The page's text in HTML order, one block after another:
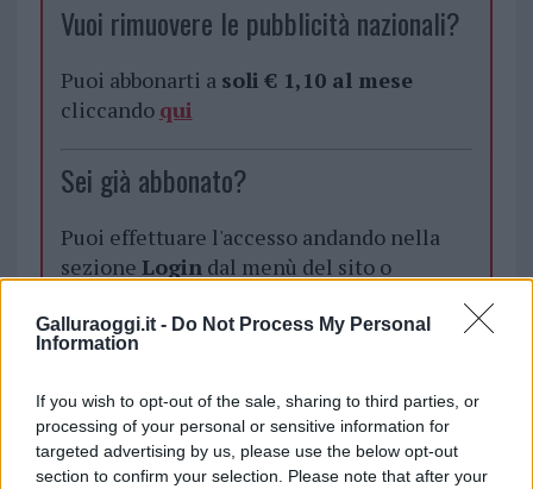
Galluraoggi.it - Do Not Process My Personal
Information
If you wish to opt-out of the sale, sharing to third parties, or
processing of your personal or sensitive information for
targeted advertising by us, please use the below opt-out
section to confirm your selection. Please note that after your
Vuoi rimuovere le pubblicità nazionali?
Puoi abbonarti a soli € 1,10 al mese
cliccando qui
Sei già abbonato?
Puoi effettuare l'accesso andando nella
sezione Logindal menù del sito o
Notizie Cannigione
Sparatoria Cannigione
Tribunale Tempio Pausania